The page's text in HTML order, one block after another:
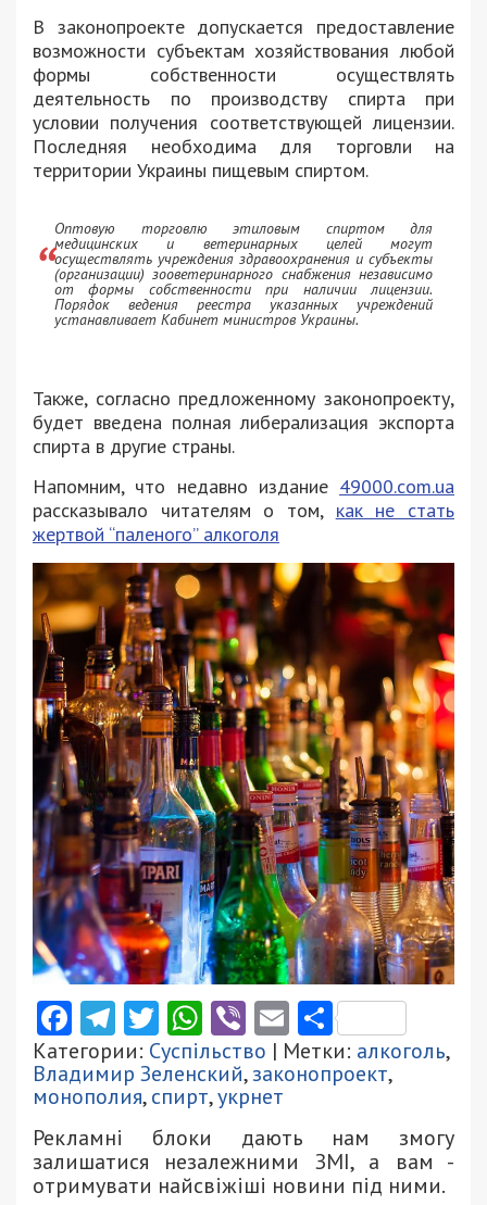
В законопроекте допускается предоставление
возможности субъектам хозяйствования любой
формы собственности осуществлять
деятельность по производству спирта при
условии получения соответствующей лицензии.
Последняя необходима для торговли на
территории Украины пищевым спиртом.
Оптовую торговлю этиловым спиртом для
медицинских и ветеринарных целей могут
осуществлять учреждения здравоохранения и субъекты
(организации) зооветеринарного снабжения независимо
от формы собственности при наличии лицензии.
Порядок ведения реестра указанных учреждений
устанавливает Кабинет министров Украины.
Также, согласно предложенному законопроекту,
будет введена полная либерализация экспорта
спирта в другие страны.
Напомним, что недавно издание 49000.com.ua
рассказывало читателям о том, как не стать
жертвой “паленого” алкоголя
Facebook
Telegram
Twitter
WhatsApp
ViberEmail
Категории: Суспільство | Метки: алкоголь,
Владимир Зеленский,законопроект,
монополия,спирт,укрнет
Рекламні блоки дають нам змогу
залишатися незалежними ЗМІ, а вам -
отримувати найсвіжіші новини під ними.